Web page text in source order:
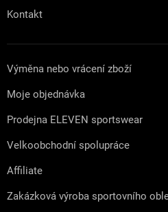
Kontakt
Výměna nebo vrácení zboží
Moje objednávka
Prodejna ELEVEN sportswear
Velkoobchodní spolupráce
Affiliate
Zakázková výroba sportovního